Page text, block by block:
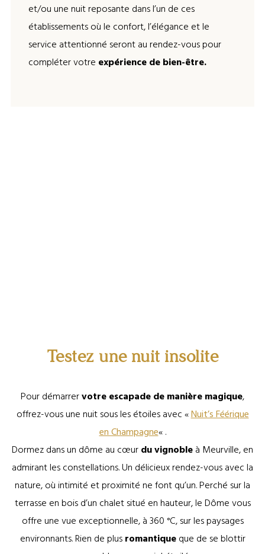
et/ou une nuit reposante dans l’un de ces
établissements où le confort, l’élégance et le
service attentionné seront au rendez-vous pour
compléter votre expérience de bien-être.
Testez une nuit insolite
Pour démarrervotre escapade de manière magique,
offrez-vous une nuit sous les étoiles avec «Nuit’s Féérique
en Champagne« .
Dormez dans un dôme au cœurdu vignobleà Meurville, en
admirant les constellations. Un délicieux rendez-vous avec la
nature, où intimité et proximité ne font qu’un. Perché sur la
terrasse en bois d’un chalet situé en hauteur, le Dôme vous
offre une vue exceptionnelle, à 360 °C, sur les paysages
environnants. Rien de plusromantiqueque de se blottir